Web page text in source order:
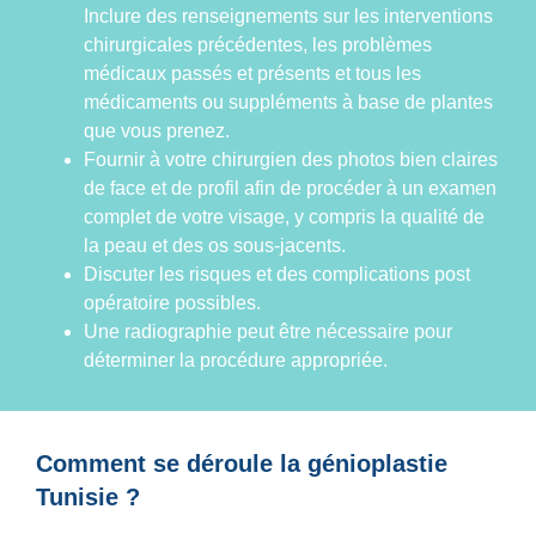
Inclure des renseignements sur les interventions
chirurgicales précédentes, les problèmes
médicaux passés et présents et tous les
médicaments ou suppléments à base de plantes
que vous prenez.
Fournir à votre chirurgien des photos bien claires
de face et de profil afin de procéder à un examen
complet de votre visage, y compris la qualité de
la peau et des os sous-jacents.
Discuter les risques et des complications post
opératoire possibles.
Une radiographie peut être nécessaire pour
déterminer la procédure appropriée.
Comment se déroule la génioplastie
Tunisie ?